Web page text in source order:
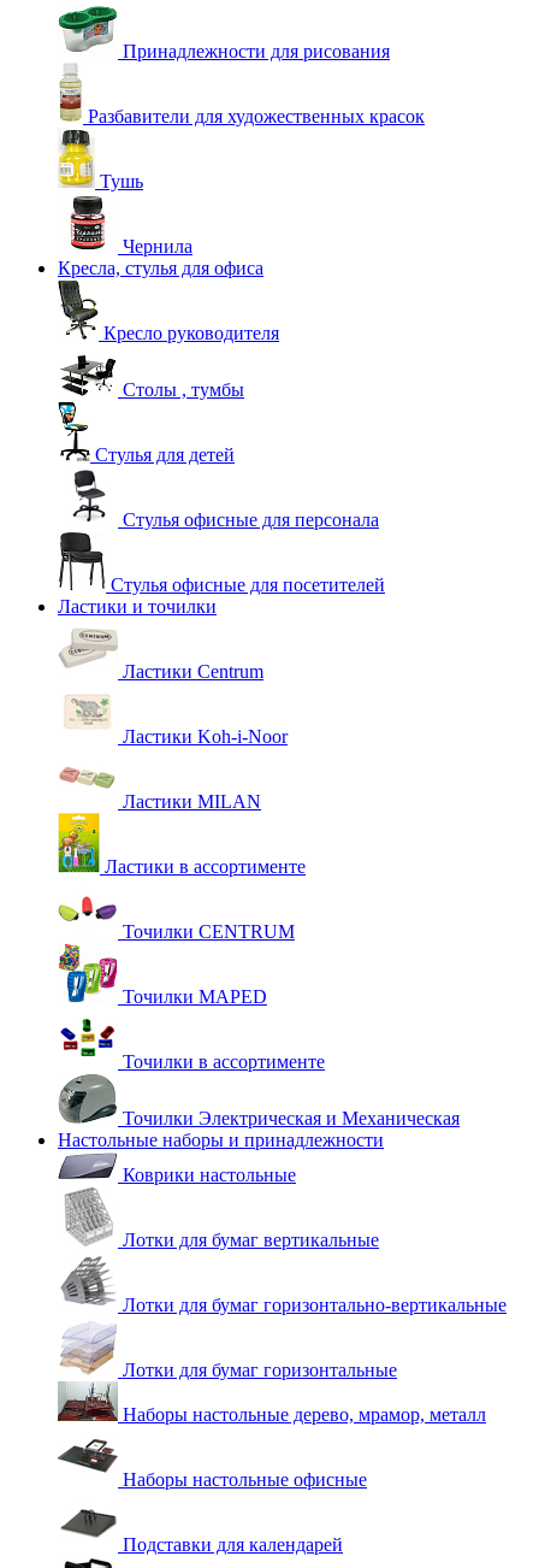
Принадлежности для рисования
Разбавители для художественных красок
Тушь
Чернила
Кресла, стулья для офиса
Кресло руководителя
Столы , тумбы
Стулья для детей
Стулья офисные для персонала
Стулья офисные для посетителей
Ластики и точилки
Ластики Centrum
Ластики Koh-i-Noor
Ластики MILAN
Ластики в ассортименте
Точилки CENTRUM
Точилки MAPED
Точилки в ассортименте
Точилки Электрическая и Механическая
Настольные наборы и принадлежности
Коврики настольные
Лотки для бумаг вертикальные
Лотки для бумаг горизонтально-вертикальные
Лотки для бумаг горизонтальные
Наборы настольные дерево, мрамор, металл
Наборы настольные офисные
Подставки для календарей